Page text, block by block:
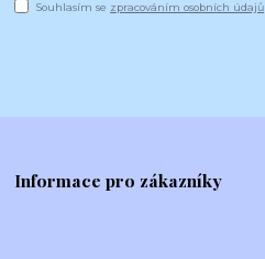
Souhlasím se zpracováním osobních údajů
Informace pro zákazníky